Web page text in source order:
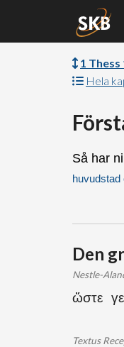
1 Thess
Hela
Så har
huvudstad
Den
Nestle-
ὥστε
Textus